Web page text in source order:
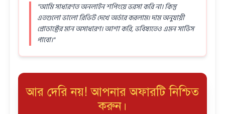
"আমি সাধারণত অনলাইন শপিংয়ে ভরসা করি না। কিন্তু
এতগুলো ভালো রিভিউ দেখে অর্ডার করলাম। দাম অনুযায়ী
প্রোডাক্টের মান অসাধারণ। আশা করি, ভবিষ্যতেও এমন সার্ভিস
পাবো।"
আর দেরি নয়! আপনার অফারটি নিশ্চিত
করুন।